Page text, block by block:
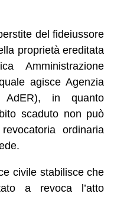
del fideiussore
proprietà ereditata
Amministrazione
agisce Agenzia
AdER), in quanto
scaduto non può
ordinaria
civile stabilisce che
a revoca l’atto